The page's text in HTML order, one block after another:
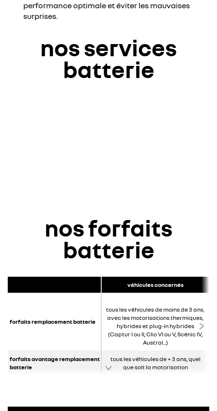
performance optimale et éviter les mauvaises
surprises.
nos services
batterie
nos forfaits
batterie
véhicules concernés
forfaits remplacement batterie
tous les véhicules de moins de 3 ans,
avec les motorisations thermiques,
hybrides et plug-in hybrides
(Captur I ou II, Clio VI ou V, Scénic IV,
Austral...)
forfaits avantage remplacement
batterie
tous les véhicules de + 3 ans, quel
que soit la motorisation